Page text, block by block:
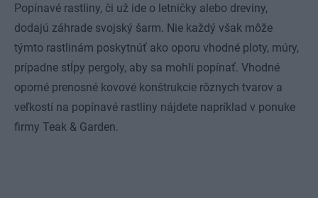
Popínavé rastliny, či už ide o letničky alebo dreviny,
dodajú záhrade svojský šarm. Nie každý však môže
týmto rastlinám poskytnúť ako oporu vhodné ploty, múry,
prípadne stĺpy pergoly, aby sa mohli popínať. Vhodné
oporné prenosné kovové konštrukcie rôznych tvarov a
veľkostí na popínavé rastliny nájdete napríklad v ponuke
firmy Teak & Garden.